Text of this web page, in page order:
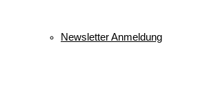
Newsletter Anmeldung